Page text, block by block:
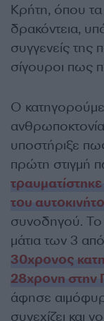
Κρήτη, όπου
δρακόντεια,
συγγενείς της
σίγουροι πως
Ο
υποστήριξε
πρώτη στιγμή
του
συνοδηγού. Το
μάτια των 3
30χρονος
28χρονη στην
άφησε
συνεχίζει και